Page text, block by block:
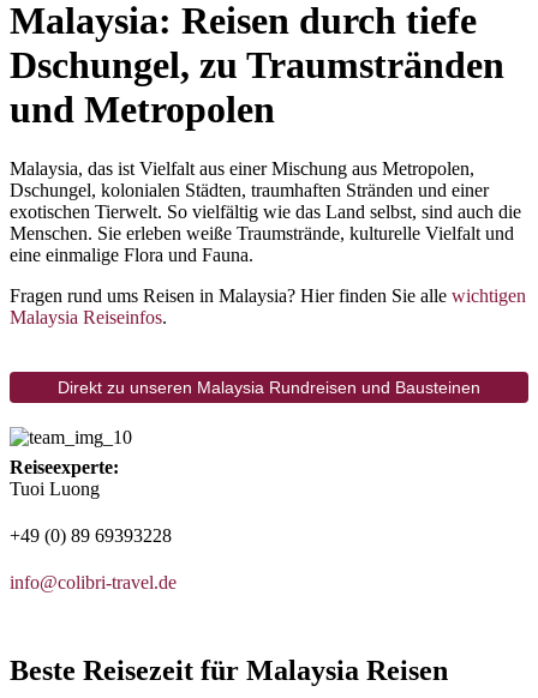
Malaysia: Reisen durch tiefe
Dschungel, zu Traumstränden
und Metropolen
Malaysia, das ist Vielfalt aus einer Mischung aus Metropolen,
Dschungel, kolonialen Städten, traumhaften Stränden und einer
exotischen Tierwelt. So vielfältig wie das Land selbst, sind auch die
Menschen. Sie erleben weiße Traumstrände, kulturelle Vielfalt und
eine einmalige Flora und Fauna.
Fragen rund ums Reisen in Malaysia? Hier finden Sie alle wichtigen
Malaysia Reiseinfos.
Direkt zu unseren Malaysia Rundreisen und Bausteinen
Reiseexperte:
Tuoi Luong
+49 (0) 89 69393228
info@colibri-travel.de
Beste Reisezeit für Malaysia Reisen